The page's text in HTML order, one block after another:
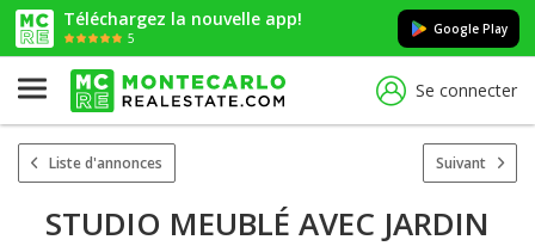
Téléchargez la nouvelle app!
5
Google Play
Se connecter
Liste d'annonces Suivant
STUDIO MEUBLÉ AVEC JARDIN